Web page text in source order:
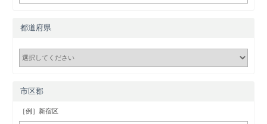
都道府県
市区郡
［例］新宿区